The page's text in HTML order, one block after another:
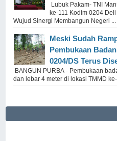
Lubuk Pakam- TNI
ke-111 Kodim 0204
Wujud Sinergi Membangun Negeri ...
Meski Sudah
Pembukaan
0204/DS Terus
BANGUN PURBA - Pembukaan
dan lebar 4 meter di lokasi TMMD